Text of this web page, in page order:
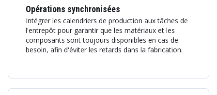
Opérations synchronisées
Intégrer les calendriers de production aux tâches de
l'entrepôt pour garantir que les matériaux et les
composants sont toujours disponibles en cas de
besoin, afin d'éviter les retards dans la fabrication.